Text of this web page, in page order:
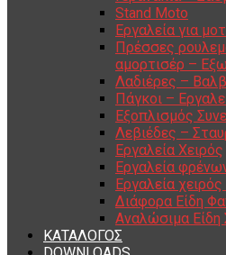
Stand Moto
Εργαλεία για
Πρέσσες
αμορτισέρ –
Λαδιέρες –
Πάγκοι –
Εξοπλισμός
Λεβιέδες –
Εργαλεία Χειρός
Εργαλεία
Εργαλεία
Διάφορα Είδη
Αναλώσιμα Είδη
ΚΑΤΑΛΟΓΟΣ